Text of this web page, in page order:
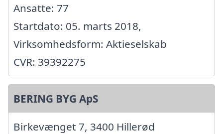
Ansatte: 77
Startdato: 05. marts 2018,
Virksomhedsform: Aktieselskab
CVR: 39392275
BERING BYG ApS
Birkevænget 7, 3400 Hillerød